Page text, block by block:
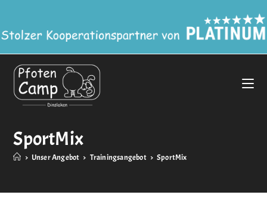
SportMix
> Unser Angebot > Trainingsangebot > SportMix